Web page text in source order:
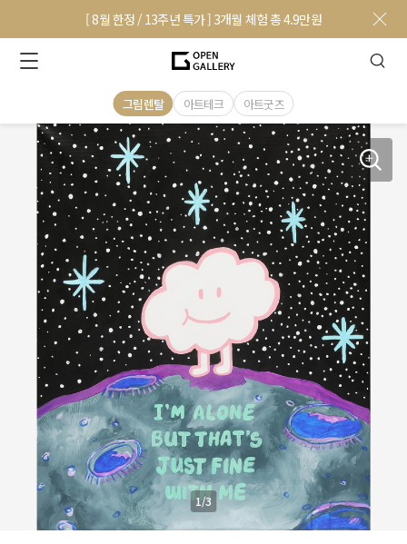
[ 8월 한정 / 13주년 특가 ] 3개월 체험 총 4.9만원
그림렌탈 아트테크 아트굿즈
1/3